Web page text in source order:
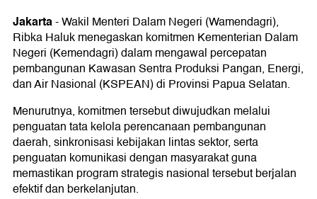
Jakarta-Wakil Menteri Dalam Negeri (Wamendagri),
Ribka Haluk menegaskan komitmen Kementerian Dalam
Negeri (Kemendagri) dalam mengawal percepatan
pembangunan Kawasan Sentra Produksi Pangan, Energi,
dan Air Nasional (KSPEAN) di Provinsi Papua Selatan.
Menurutnya, komitmen tersebut diwujudkan melalui
penguatan tata kelola perencanaan pembangunan
daerah, sinkronisasi kebijakan lintas sektor, serta
penguatan komunikasi dengan masyarakat guna
memastikan program strategis nasional tersebut berjalan
efektif dan berkelanjutan.